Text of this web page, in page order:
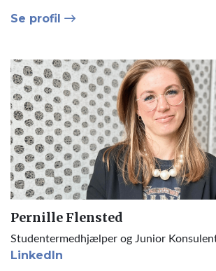
Se profil
Pernille Flensted
Studentermedhjælper og Junior
LinkedIn